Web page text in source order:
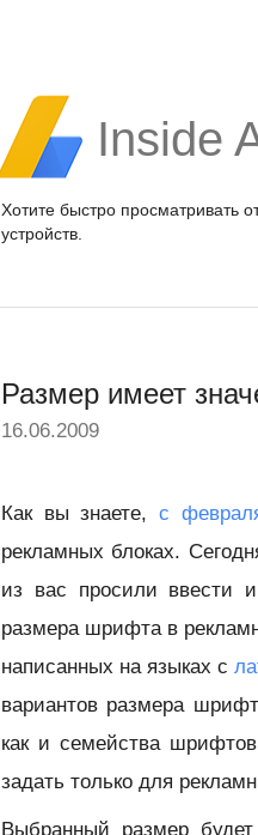
Inside
Хотите быстро просматривать
устройств.
Размер имеет
16.06.2009
Как вы знаете,с
рекламных блоках.
из вас просили ввести и
размера шрифта в
написанных на языках с
вариантов размера
как и семейства
задать только для
Выбранный размер будет